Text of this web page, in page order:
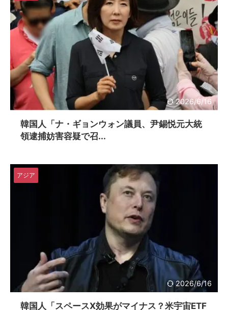
2026/6/16
韓国人「ナ・ギョンウォン議員、尹錫悦元大統
領逮捕妨害容疑で召...
2026/6/16
アジア
韓国人「スペースX効果がマイナス？米宇宙ETF